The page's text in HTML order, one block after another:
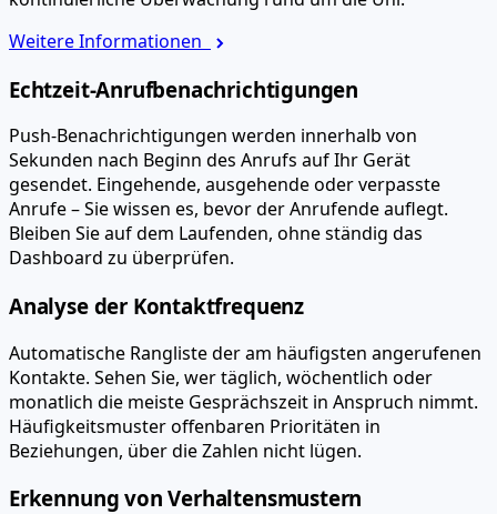
Weitere Informationen
Echtzeit-Anrufbenachrichtigungen
Push-Benachrichtigungen werden innerhalb von
Sekunden nach Beginn des Anrufs auf Ihr Gerät
gesendet. Eingehende, ausgehende oder verpasste
Anrufe – Sie wissen es, bevor der Anrufende auflegt.
Bleiben Sie auf dem Laufenden, ohne ständig das
Dashboard zu überprüfen.
Analyse der Kontaktfrequenz
Automatische Rangliste der am häufigsten angerufenen
Kontakte. Sehen Sie, wer täglich, wöchentlich oder
monatlich die meiste Gesprächszeit in Anspruch nimmt.
Häufigkeitsmuster offenbaren Prioritäten in
Beziehungen, über die Zahlen nicht lügen.
Erkennung von Verhaltensmustern